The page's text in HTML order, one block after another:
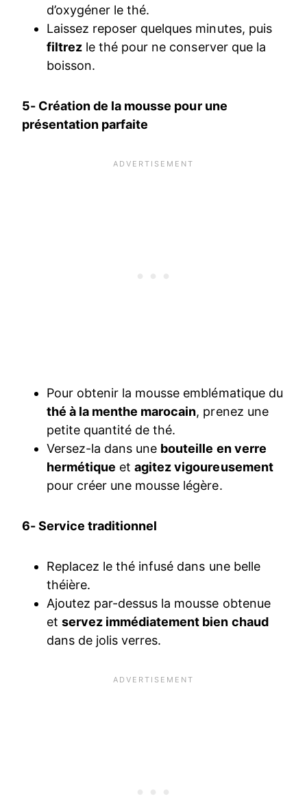
d’oxygéner le thé.
Laissez reposer quelques minutes, puis
filtrez le thé pour ne conserver que la
boisson.
5- Création de la mousse pour une
présentation parfaite
Pour obtenir la mousse emblématique du
thé à la menthe marocain, prenez une
petite quantité de thé.
Versez-la dans une bouteille en verre
hermétique etagitez vigoureusement
pour créer une mousse légère.
6- Service traditionnel
Replacez le thé infusé dans une belle
théière.
Ajoutez par-dessus la mousse obtenue
etservez immédiatement bien chaud
dans de jolis verres.